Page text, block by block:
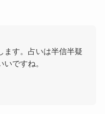
ます。占いは半信半疑
ですね。